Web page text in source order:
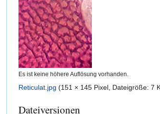
springen
springen
Es ist keine höhere Auflösung vorhanden.
Reticulat.jpg (151 × 145 Pixel, Dateigröße: 7
Dateiversionen